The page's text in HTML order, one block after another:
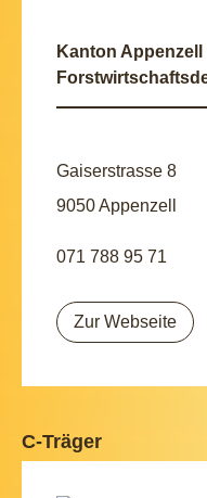
Kanton Appenzell
Gaiserstrasse 8
9050 Appenzell
071 788 95 71
Zur Webseite
C-Träger